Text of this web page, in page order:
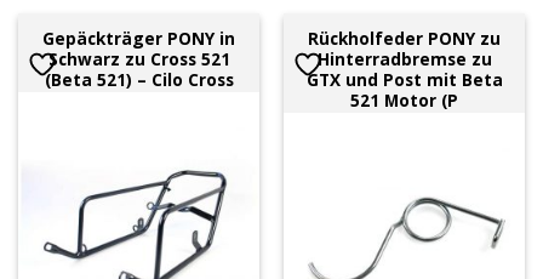
Gepäckträger PONY in
Schwarz zu Cross 521
(Beta 521) – Cilo Cross
Rückholfeder PONY zu
Hinterradbremse zu
GTX und Post mit Beta
521 Motor (P